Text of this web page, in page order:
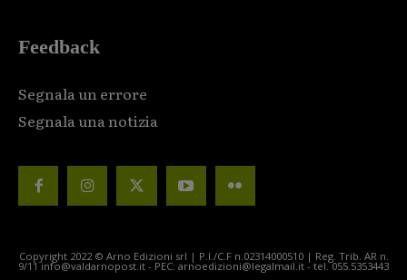
Feedback
Segnala un errore
Segnala una notizia
Copyright 2022 © Arno Edizioni srl | P.I./C.F n.02314000510 | Reg. Trib. AR n.
9/11 info@valdarnopost.it - PEC: arnoedizioni@legalmail.it - tel. 055.5353443